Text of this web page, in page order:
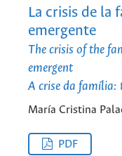
La crisis de la
emergente
The crisis of the
emergent
A crise da família:
María Cristina
PDF